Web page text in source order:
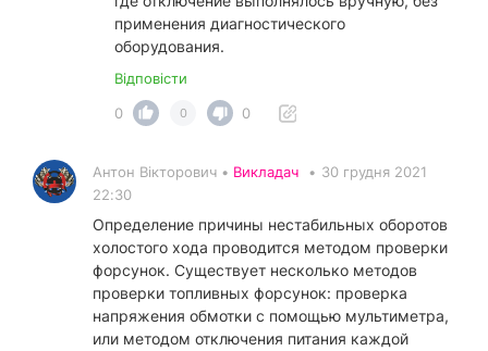
применения диагностического
оборудования.
Відповісти
0
0 0
Антон Вікторович • Викладач • 30 грудня 2021
22:30
Определение причины нестабильных оборотов
холостого хода проводится методом проверки
форсунок. Существует несколько методов
проверки топливных форсунок: проверка
напряжения обмотки с помощью мультиметра,
или методом отключения питания каждой